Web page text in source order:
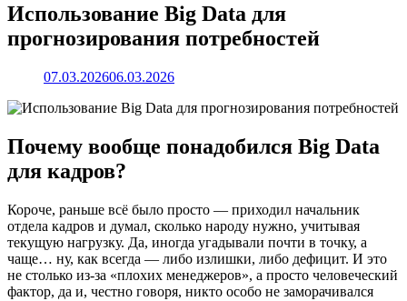
Использование Big Data для
прогнозирования потребностей
07.03.202606.03.2026
Почему вообще понадобился Big Data
для кадров?
Короче, раньше всё было просто — приходил начальник
отдела кадров и думал, сколько народу нужно, учитывая
текущую нагрузку. Да, иногда угадывали почти в точку, а
чаще… ну, как всегда — либо излишки, либо дефицит. И это
не столько из-за «плохих менеджеров», а просто человеческий
фактор, да и, честно говоря, никто особо не заморачивался